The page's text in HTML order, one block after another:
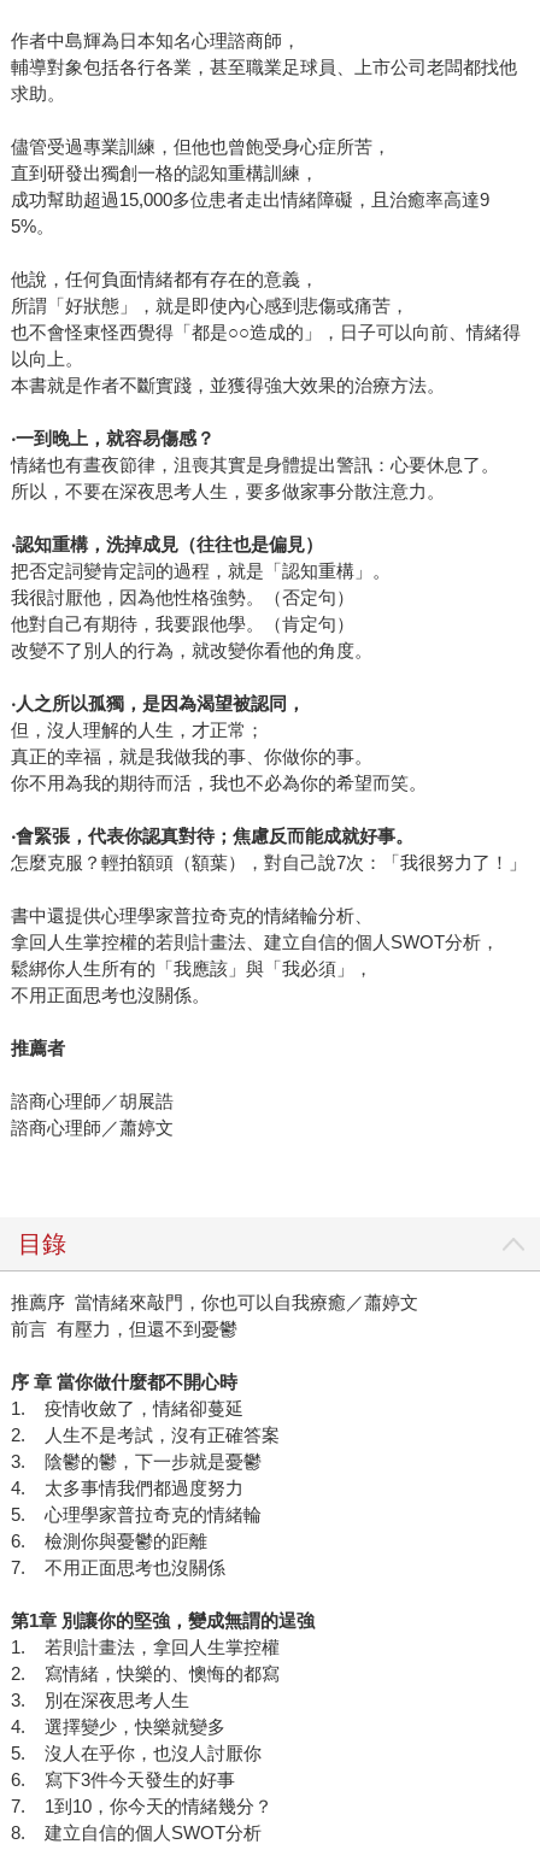
作者中島輝為日本知名心理諮商師，
輔導對象包括各行各業，甚至職業足球員、上市公司老闆都找他
求助。
儘管受過專業訓練，但他也曾飽受身心症所苦，
直到研發出獨創一格的認知重構訓練，
成功幫助超過15,000多位患者走出情緒障礙，且治癒率高達9
5%。
他說，任何負面情緒都有存在的意義，
所謂「好狀態」，就是即使內心感到悲傷或痛苦，
也不會怪東怪西覺得「都是○○造成的」，日子可以向前、情緒得
以向上。
本書就是作者不斷實踐，並獲得強大效果的治療方法。
‧一到晚上，就容易傷感？
情緒也有晝夜節律，沮喪其實是身體提出警訊：心要休息了。
所以，不要在深夜思考人生，要多做家事分散注意力。
‧認知重構，洗掉成見（往往也是偏見）
把否定詞變肯定詞的過程，就是「認知重構」。
我很討厭他，因為他性格強勢。（否定句）
他對自己有期待，我要跟他學。（肯定句）
改變不了別人的行為，就改變你看他的角度。
‧人之所以孤獨，是因為渴望被認同，
但，沒人理解的人生，才正常；
真正的幸福，就是我做我的事、你做你的事。
你不用為我的期待而活，我也不必為你的希望而笑。
‧會緊張，代表你認真對待；焦慮反而能成就好事。
怎麼克服？輕拍額頭（額葉），對自己說7次：「我很努力了！」
書中還提供心理學家普拉奇克的情緒輪分析、
拿回人生掌控權的若則計畫法、建立自信的個人SWOT分析，
鬆綁你人生所有的「我應該」與「我必須」，
不用正面思考也沒關係。
推薦者
諮商心理師／胡展誥
諮商心理師／蕭婷文
目錄
推薦序 當情緒來敲門，你也可以自我療癒／蕭婷文
前言 有壓力，但還不到憂鬱
序 章 當你做什麼都不開心時
1. 疫情收斂了，情緒卻蔓延
2. 人生不是考試，沒有正確答案
3. 陰鬱的鬱，下一步就是憂鬱
4. 太多事情我們都過度努力
5. 心理學家普拉奇克的情緒輪
6. 檢測你與憂鬱的距離
7. 不用正面思考也沒關係
第1章 別讓你的堅強，變成無謂的逞強
1. 若則計畫法，拿回人生掌控權
2. 寫情緒，快樂的、懊悔的都寫
3. 別在深夜思考人生
4. 選擇變少，快樂就變多
5. 沒人在乎你，也沒人討厭你
6. 寫下3件今天發生的好事
7. 1到10，你今天的情緒幾分？
8. 建立自信的個人SWOT分析